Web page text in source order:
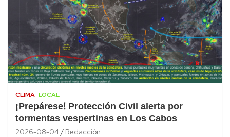
CLIMA LOCAL
¡Prepárese! Protección Civil alerta por
tormentas vespertinas en Los Cabos
2026-08-04 Redacción